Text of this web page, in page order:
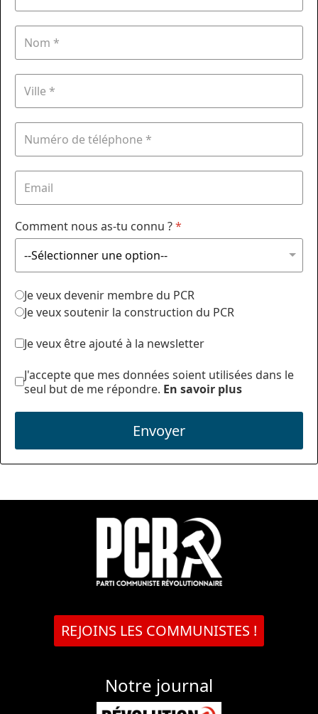
Comment nous as-tu connu ?*
Je veux devenir membre du PCR
Je veux soutenir la construction du PCR
Je veux être ajouté à la newsletter
J'accepte que mes données soient utilisées dans le
seul but de me répondre. En savoir plus
Envoyer
REJOINS LES COMMUNISTES !
Notre journal